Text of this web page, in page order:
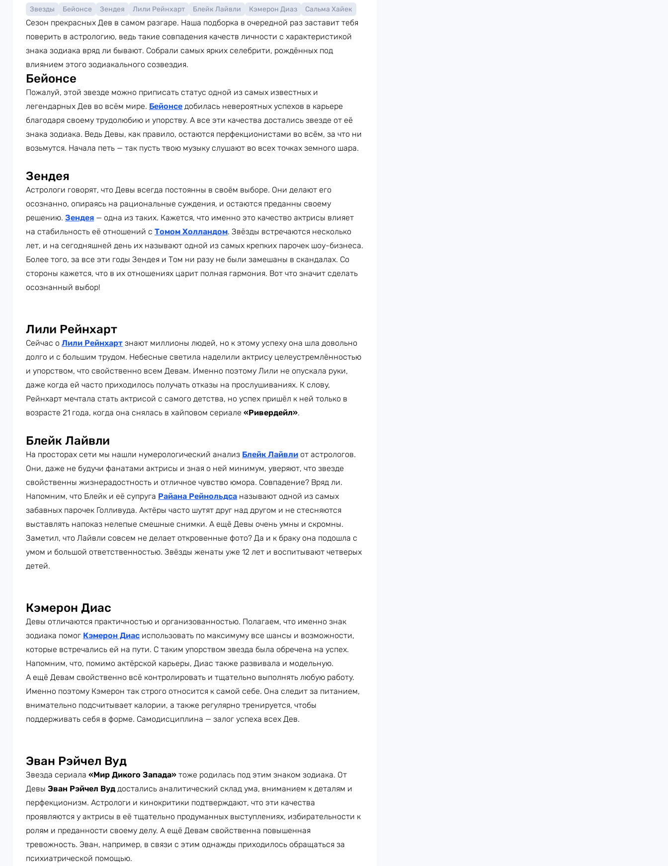
Звезды Бейонсе Зендея Лили Рейнхарт Блейк Лайвли Кэмерон Диаз Сальма Хайек
Сезон прекрасных Дев в самом разгаре. Наша подборка в очередной раз заставит тебя
поверить в астрологию, ведь такие совпадения качеств личности с характеристикой
знака зодиака вряд ли бывают. Собрали самых ярких селебрити, рождённых под
влиянием этого зодиакального созвездия.
Бейонсе
Пожалуй, этой звезде можно приписать статус одной из самых известных и
легендарных Дев во всём мире. Бейонсе добилась невероятных успехов в карьере
благодаря своему трудолюбию и упорству. А все эти качества достались звезде от её
знака зодиака. Ведь Девы, как правило, остаются перфекционистами во всём, за что ни
возьмутся. Начала петь — так пусть твою музыку слушают во всех точках земного шара.
Зендея
Астрологи говорят, что Девы всегда постоянны в своём выборе. Они делают его
осознанно, опираясь на рациональные суждения, и остаются преданны своему
решению. Зендея — одна из таких. Кажется, что именно это качество актрисы влияет
на стабильность её отношений с Томом Холландом. Звёзды встречаются несколько
лет, и на сегодняшней день их называют одной из самых крепких парочек шоу-бизнеса.
Более того, за все эти годы Зендея и Том ни разу не были замешаны в скандалах. Со
стороны кажется, что в их отношениях царит полная гармония. Вот что значит сделать
осознанный выбор!
Лили Рейнхарт
Сейчас о Лили Рейнхарт знают миллионы людей, но к этому успеху она шла довольно
долго и с большим трудом. Небесные светила наделили актрису целеустремлённостью
и упорством, что свойственно всем Девам. Именно поэтому Лили не опускала руки,
даже когда ей часто приходилось получать отказы на прослушиваниях. К слову,
Рейнхарт мечтала стать актрисой с самого детства, но успех пришёл к ней только в
возрасте 21 года, когда она снялась в хайповом сериале «Ривердейл».
Блейк Лайвли
На просторах сети мы нашли нумерологический анализ Блейк Лайвли от астрологов.
Они, даже не будучи фанатами актрисы и зная о ней минимум, уверяют, что звезде
свойственны жизнерадостность и отличное чувство юмора. Совпадение? Вряд ли.
Напомним, что Блейк и её супруга Райана Рейнольдса называют одной из самых
забавных парочек Голливуда. Актёры часто шутят друг над другом и не стесняются
выставлять напоказ нелепые смешные снимки. А ещё Девы очень умны и скромны.
Заметил, что Лайвли совсем не делает откровенные фото? Да и к браку она подошла с
умом и большой ответственностью. Звёзды женаты уже 12 лет и воспитывают четверых
детей.
Кэмерон Диас
Девы отличаются практичностью и организованностью. Полагаем, что именно знак
зодиака помог Кэмерон Диас использовать по максимуму все шансы и возможности,
которые встречались ей на пути. С таким упорством звезда была обречена на успех.
Напомним, что, помимо актёрской карьеры, Диас также развивала и модельную.
А ещё Девам свойственно всё контролировать и тщательно выполнять любую работу.
Именно поэтому Кэмерон так строго относится к самой себе. Она следит за питанием,
внимательно подсчитывает калории, а также регулярно тренируется, чтобы
поддерживать себя в форме. Самодисциплина — залог успеха всех Дев.
Эван Рэйчел Вуд
Звезда сериала «Мир Дикого Запада» тоже родилась под этим знаком зодиака. От
Девы Эван Рэйчел Вуд достались аналитический склад ума, вниманием к деталям и
перфекционизм. Астрологи и кинокритики подтверждают, что эти качества
проявляются у актрисы в её тщательно продуманных выступлениях, избирательности к
ролям и преданности своему делу. А ещё Девам свойственна повышенная
тревожность. Эван, например, в связи с этим однажды приходилось обращаться за
психиатрической помощью.